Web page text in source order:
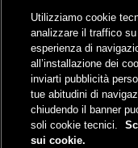
Progettiamo e
persone e merci.
del nostro Paese.
Utilizziamo cookie
analizzare il traffico
esperienza di
all’installazione dei
inviarti pubblicità
tue abitudini di
chiudendo il banner
soli cookie tecnici.
sui cookie.